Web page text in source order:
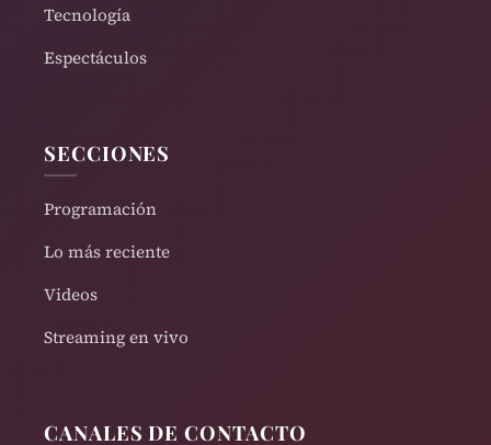
Tecnología
Espectáculos
SECCIONES
Programación
Lo más reciente
Videos
Streaming en vivo
CANALES DE CONTACTO